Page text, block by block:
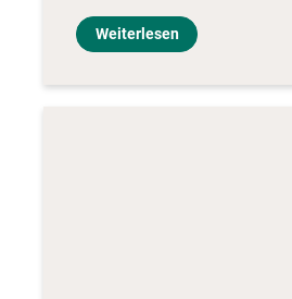
Weiterlesen